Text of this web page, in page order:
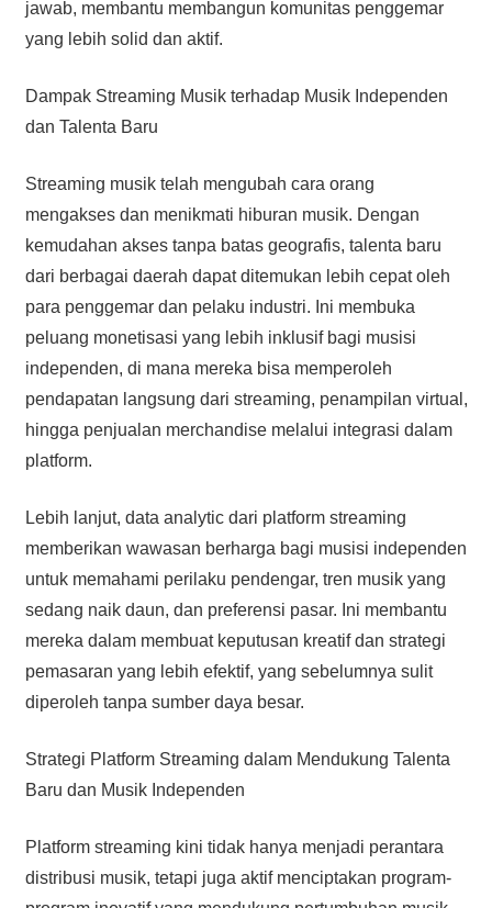
jawab, membantu membangun komunitas penggemar
yang lebih solid dan aktif.
Dampak Streaming Musik terhadap Musik Independen
dan Talenta Baru
Streaming musik telah mengubah cara orang
mengakses dan menikmati hiburan musik. Dengan
kemudahan akses tanpa batas geografis, talenta baru
dari berbagai daerah dapat ditemukan lebih cepat oleh
para penggemar dan pelaku industri. Ini membuka
peluang monetisasi yang lebih inklusif bagi musisi
independen, di mana mereka bisa memperoleh
pendapatan langsung dari streaming, penampilan virtual,
hingga penjualan merchandise melalui integrasi dalam
platform.
Lebih lanjut, data analytic dari platform streaming
memberikan wawasan berharga bagi musisi independen
untuk memahami perilaku pendengar, tren musik yang
sedang naik daun, dan preferensi pasar. Ini membantu
mereka dalam membuat keputusan kreatif dan strategi
pemasaran yang lebih efektif, yang sebelumnya sulit
diperoleh tanpa sumber daya besar.
Strategi Platform Streaming dalam Mendukung Talenta
Baru dan Musik Independen
Platform streaming kini tidak hanya menjadi perantara
distribusi musik, tetapi juga aktif menciptakan program-